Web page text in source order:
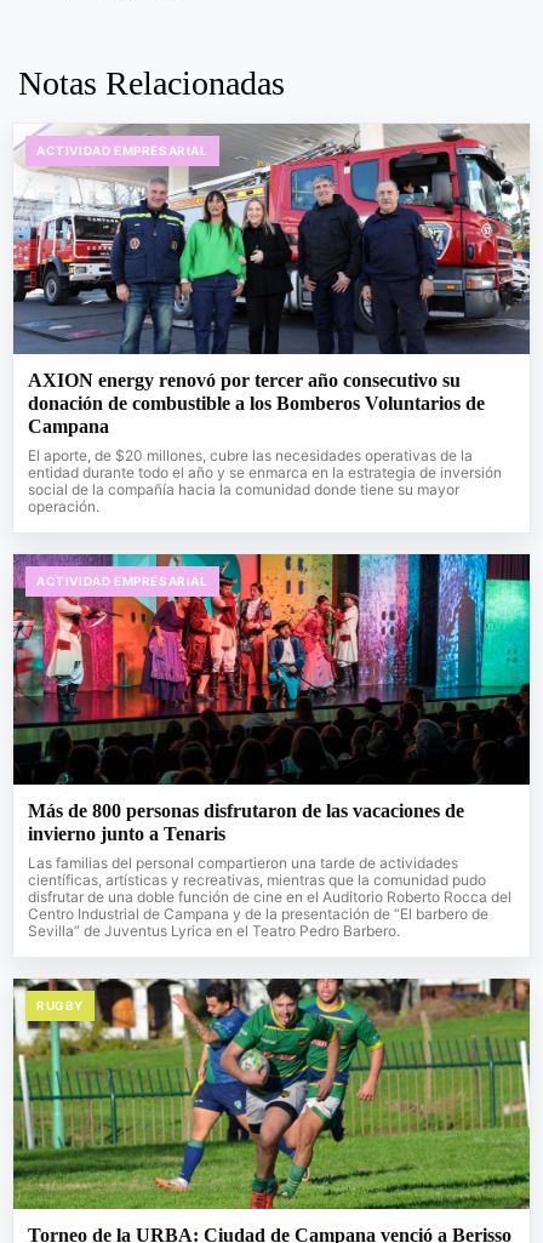
Notas Relacionadas
ACTIVIDAD EMPRESARIAL
AXION energy renovó por tercer año consecutivo su
donación de combustible a los Bomberos Voluntarios de
Campana
El aporte, de $20 millones, cubre las necesidades operativas de la
entidad durante todo el año y se enmarca en la estrategia de inversión
social de la compañía hacia la comunidad donde tiene su mayor
operación.
ACTIVIDAD EMPRESARIAL
Más de 800 personas disfrutaron de las vacaciones de
invierno junto a Tenaris
Las familias del personal compartieron una tarde de actividades
científicas, artísticas y recreativas, mientras que la comunidad pudo
disfrutar de una doble función de cine en el Auditorio Roberto Rocca del
Centro Industrial de Campana y de la presentación de “El barbero de
Sevilla” de Juventus Lyrica en el Teatro Pedro Barbero.
RUGBY
Torneo de la URBA: Ciudad de Campana venció a Berisso